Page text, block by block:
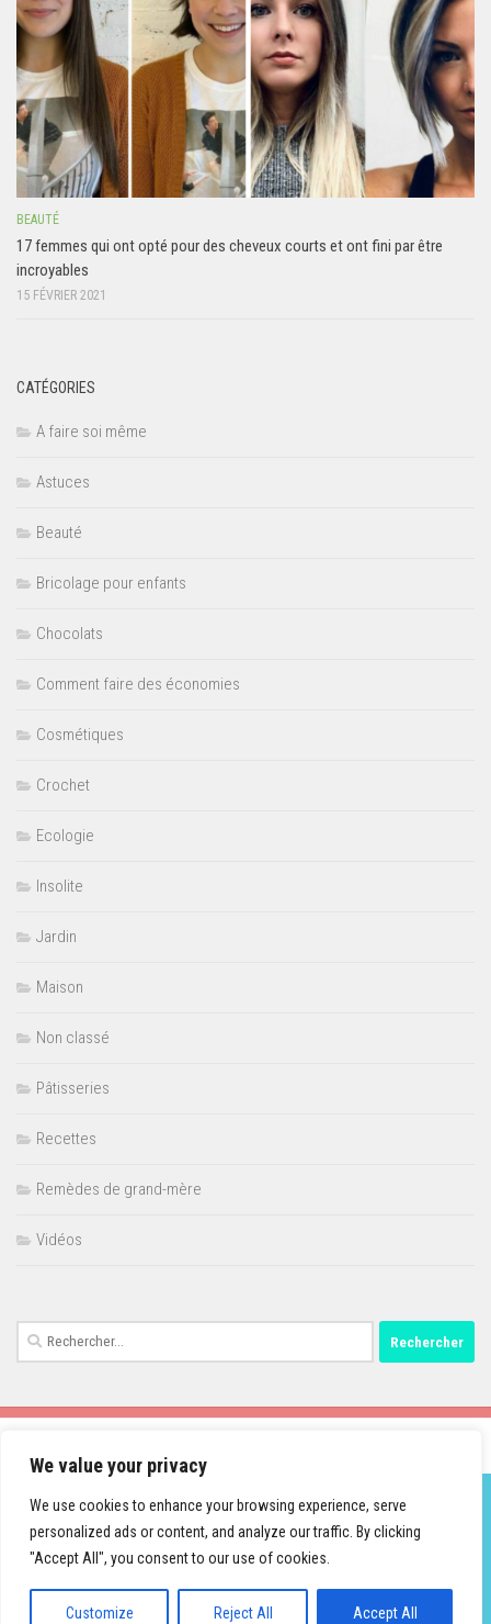
We value your privacy
We use cookies to enhance your browsing experience, serve
personalized ads or content, and analyze our traffic. By clicking
"Accept All", you consent to our use of cookies.
Customize Reject All Accept All
BEAUTÉ
17 femmes qui ont opté pour des cheveux courts et ont fini par être
incroyables
15 FÉVRIER 2021
CATÉGORIES
A faire soi même
Astuces
Beauté
Bricolage pour enfants
Chocolats
Comment faire des économies
Cosmétiques
Crochet
Ecologie
Insolite
Jardin
Maison
Non classé
Pâtisseries
Recettes
Remèdes de grand-mère
Vidéos
Rechercher :
Fièrement propulsé par - Conçu par